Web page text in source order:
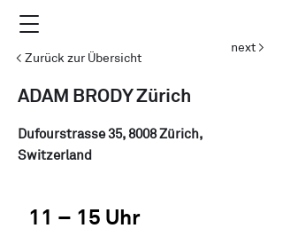
< Zurück zur Übersicht
next >
ADAM BRODY Zürich
Dufourstrasse 35, 8008 Zürich,
Switzerland
11 – 15 Uhr